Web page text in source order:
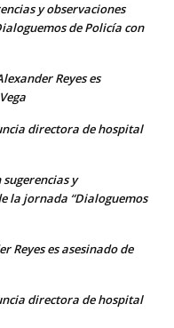
y observaciones
de Policía con
Reyes es
directora de hospital
y
la jornada “Dialoguemos
Reyes es asesinado de
directora de hospital